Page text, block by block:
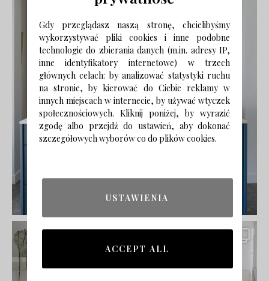
Gdy przeglądasz naszą stronę, chcielibyśmy
wykorzystywać pliki cookies i inne podobne
technologie do zbierania danych (m.in. adresy IP,
inne identyfikatory internetowe) w trzech
głównych celach: by analizować statystyki ruchu
na stronie, by kierować do Ciebie reklamy w
innych miejscach w internecie, by używać wtyczek
społecznościowych. Kliknij poniżej, by wyrazić
zgodę albo przejdź do ustawień, aby dokonać
szczegółowych wyborów co do plików cookies.
USTAWIENIA
ACCEPT ALL